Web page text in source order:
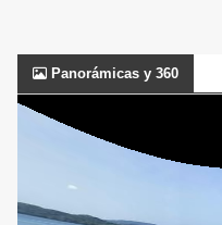
Panorámicas y 360